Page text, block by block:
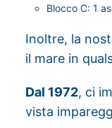
Blocco C: 1
Inoltre, la
il mare in
Dal 1972, ci
vista